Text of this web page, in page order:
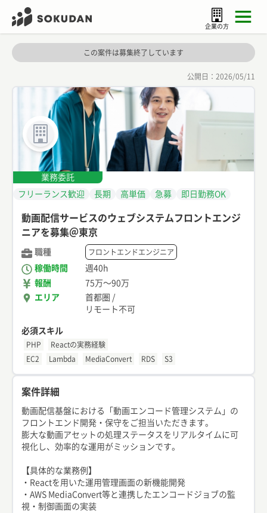
企業の方
この案件は募集終了しています
公開日： 2026/05/11
業務委託
フリーランス歓迎
長期 高単価 急募 即日勤務OK
動画配信サービスのウェブシステムフロントエンジ
ニアを募集＠東京
職種 フロントエンドエンジニア
稼働時間
週40h
報酬
75万〜90万
エリア
首都圏 /
リモート不可
必須スキル
PHP
Reactの実務経験
EC2
Lambda MediaConvert RDS S3
案件詳細
動画配信基盤における「動画エンコード管理システム」の
フロントエンド開発・保守をご担当いただきます。
膨大な動画アセットの処理ステータスをリアルタイムに可
視化し、効率的な運用がミッションです。
【具体的な業務例】
・Reactを用いた運用管理画面の新機能開発
・AWS MediaConvert等と連携したエンコードジョブの監
視・制御画面の実装